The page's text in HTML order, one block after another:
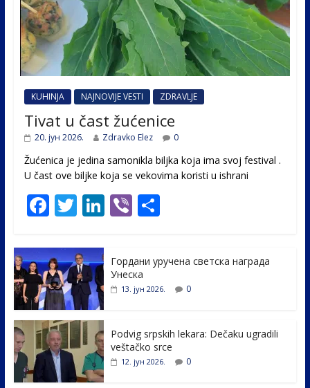
KUHINJA NAJNOVIJE VESTI ZDRAVLJE
Tivat u čast žućenice
20. јун 2026. Zdravko Elez 0
Žućenica je jedina samonikla biljka koja ima svoj festival .
U čast ovе biljke koja se vekovima koristi u ishrani
F
e
b
o
o
k
T
itt
er
Li
e
dI
Vi S
e
Гордани уручена светска награда
Унеска
13. јун 2026. 0
Podvig srpskih lekara: Dečaku ugradili
veštačko srce
12. јун 2026. 0